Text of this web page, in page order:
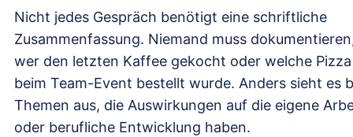
Nicht jedes Gespräch benötigt eine schriftliche
Zusammenfassung. Niemand muss
wer den letzten Kaffee gekocht oder welche Pizza
beim Team-Event bestellt wurde. Anders sieht es
Themen aus, die Auswirkungen auf die eigene
oder berufliche Entwicklung haben.